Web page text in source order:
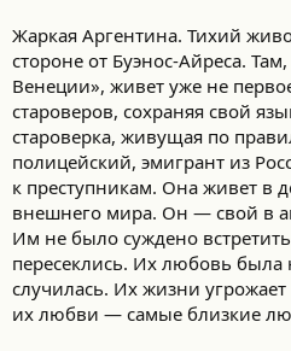
Жаркая Аргентина. Тихий
стороне от Буэнос-Айреса.
Венеции», живет уже не
староверов, сохраняя свой
староверка, живущая по
полицейский, эмигрант из
к преступникам. Она живет в
внешнего мира. Он — свой в
Им не было суждено
пересеклись. Их любовь
случилась. Их жизни угрожает
их любви — самые близкие